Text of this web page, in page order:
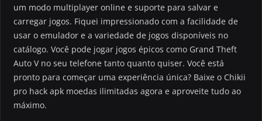
um modo multiplayer online e suporte para salvar e
carregar jogos. Fiquei impressionado com a facilidade de
usar o emulador e a variedade de jogos disponíveis no
catálogo. Você pode jogar jogos épicos como Grand Theft
Auto V no seu telefone tanto quanto quiser. Você está
pronto para começar uma experiência única? Baixe o Chikii
pro hack apk moedas ilimitadas agora e aproveite tudo ao
máximo.